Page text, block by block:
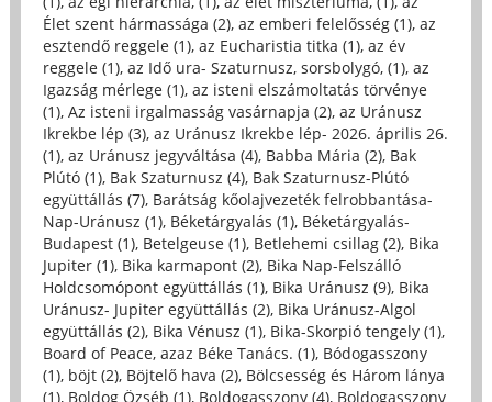
Élet szent hármassága (2), az emberi felelősség (1), az
esztendő reggele (1), az Eucharistia titka (1), az év
reggele (1), az Idő ura- Szaturnusz, sorsbolygó, (1), az
Igazság mérlege (1), az isteni elszámoltatás törvénye
(1), Az isteni irgalmasság vasárnapja (2), az Uránusz
Ikrekbe lép (3), az Uránusz Ikrekbe lép- 2026. április 26.
(1), az Uránusz jegyváltása (4), Babba Mária (2), Bak
Plútó (1), Bak Szaturnusz (4), Bak Szaturnusz-Plútó
együttállás (7), Barátság kőolajvezeték felrobbantása-
Nap-Uránusz (1), Béketárgyalás (1), Béketárgyalás-
Budapest (1), Betelgeuse (1), Betlehemi csillag (2), Bika
Jupiter (1), Bika karmapont (2), Bika Nap-Felszálló
Holdcsomópont együttállás (1), Bika Uránusz (9), Bika
Uránusz- Jupiter együttállás (2), Bika Uránusz-Algol
együttállás (2), Bika Vénusz (1), Bika-Skorpió tengely (1),
Board of Peace, azaz Béke Tanács. (1), Bódogasszony
(1), böjt (2), Böjtelő hava (2), Bölcsesség és Három lánya
(1), Boldog Özséb (1), Boldogasszony (4), Boldogasszony